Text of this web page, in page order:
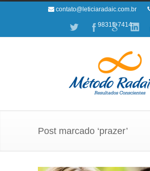
contato@leticiaradaic.com.br
98315-7414
Post marcado ‘prazer’